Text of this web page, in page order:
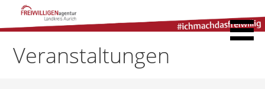
Freiwilligenagentur
Landkreis Aurich
Veranstaltungen